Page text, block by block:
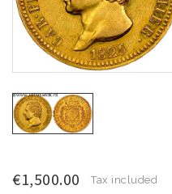
€1,500.00 Tax included